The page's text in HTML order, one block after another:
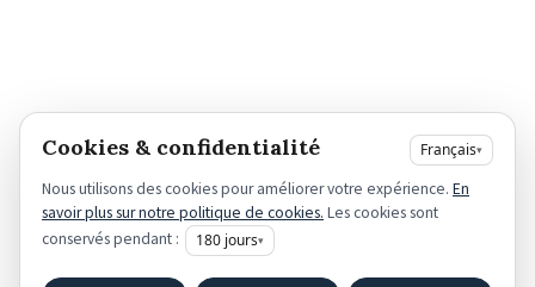
Ce qui distingue Sylvia Le Saux
Cookies & confidentialité Français▾
Nous utilisons des cookies pour améliorer votre expérience. En
savoir plus sur notre politique de cookies. Les cookies sont
conservés pendant :
180 jours▾